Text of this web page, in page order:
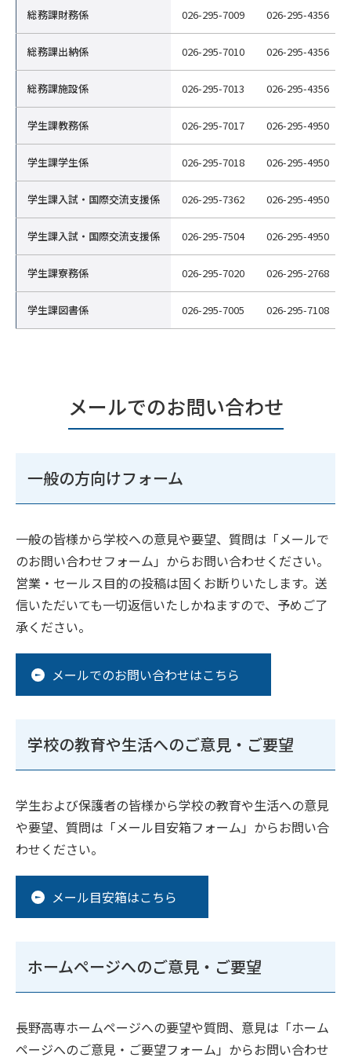
総務課財務係 026-295-7009 026-295-4356
総務課出納係 026-295-7010 026-295-4356
総務課施設係 026-295-7013 026-295-4356
学生課教務係 026-295-7017 026-295-4950
学生課学生係 026-295-7018 026-295-4950
学生課入試・国際交流支援係 026-295-7362 026-295-4950
学生課入試・国際交流支援係 026-295-7504 026-295-4950
学生課寮務係 026-295-7020 026-295-2768
学生課図書係 026-295-7005 026-295-7108
メールでのお問い合わせ
一般の方向けフォーム
一般の皆様から学校への意見や要望、質問は「メールで
のお問い合わせフォーム」からお問い合わせください。
営業・セールス目的の投稿は固くお断りいたします。送
信いただいても一切返信いたしかねますので、予めご了
承ください。
メールでのお問い合わせはこちら
学校の教育や生活へのご意見・ご要望
学生および保護者の皆様から学校の教育や生活への意見
や要望、質問は「メール目安箱フォーム」からお問い合
わせください。
メール目安箱はこちら
ホームページへのご意見・ご要望
長野高専ホームページへの要望や質問、意見は「ホーム
ページへのご意見・ご要望フォーム」からお問い合わせ